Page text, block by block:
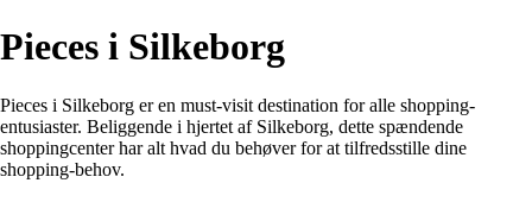
Pieces i Silkeborg
Pieces i Silkeborg er en must-visit destination for alle shopping-
entusiaster. Beliggende i hjertet af Silkeborg, dette spændende
shoppingcenter har alt hvad du behøver for at tilfredsstille dine
shopping-behov.